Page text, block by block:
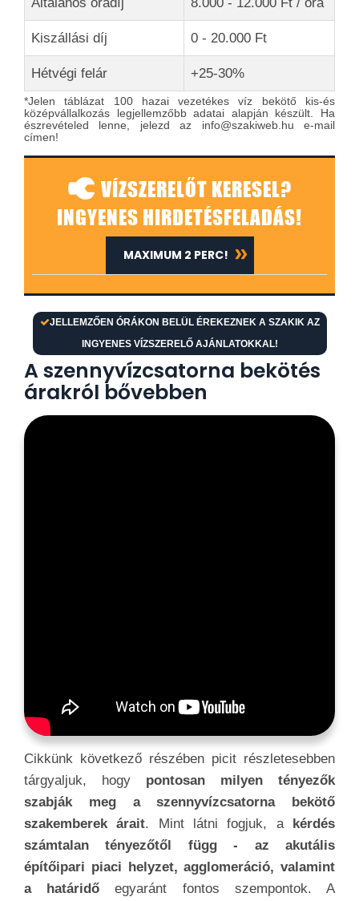
Kiszállási díj 0 - 20.000 Ft
Hétvégi felár +25-30%
*Jelen táblázat 100 hazai vezetékes víz bekötő kis-és
középvállalkozás legjellemzőbb adatai alapján készült. Ha
észrevételed lenne, jelezd az info@szakiweb.hu e-mail
címen!
VÍZSZERELŐT KERESEL?
INGYENES HIRDETÉSFELADÁS!
JELLEMZŐEN ÓRÁKON BELÜL ÉREKEZNEK A SZAKIK AZ
INGYENES VÍZSZERELŐ AJÁNLATOKKAL!
MAXIMUM 2 PERC!
A szennyvízcsatorna bekötés
árakról bővebben
Cikkünk következő részében picit részletesebben
tárgyaljuk, hogy pontosan milyen tényezők
szabják meg a szennyvízcsatorna bekötő
szakemberek árait. Mint látni fogjuk, a kérdés
számtalan tényezőtől függ - az akutális
építőipari piaci helyzet, agglomeráció, valamint
a határidő egyaránt fontos szempontok. A